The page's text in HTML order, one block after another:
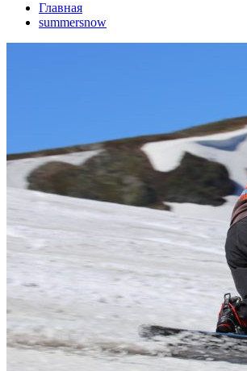
Главная
summersnow